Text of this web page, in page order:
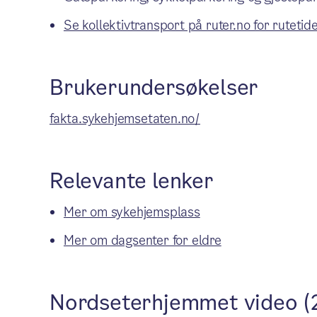
Se kollektivtransport på ruter.no for
Brukerundersøkelser
fakta.sykehjemsetaten.no/
Relevante lenker
Mer om sykehjemsplass
Mer om dagsenter for eldre
Nordseterhjemmet video